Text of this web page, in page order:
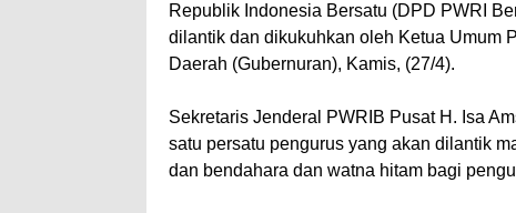
Republik Indonesia Bersatu (DPD PWRI
dilantik dan dikukuhkan oleh Ketua Umum
Daerah (Gubernuran), Kamis, (27/4).
Sekretaris Jenderal PWRIB Pusat H. Isa
satu persatu pengurus yang akan dilantik
dan bendahara dan watna hitam bagi